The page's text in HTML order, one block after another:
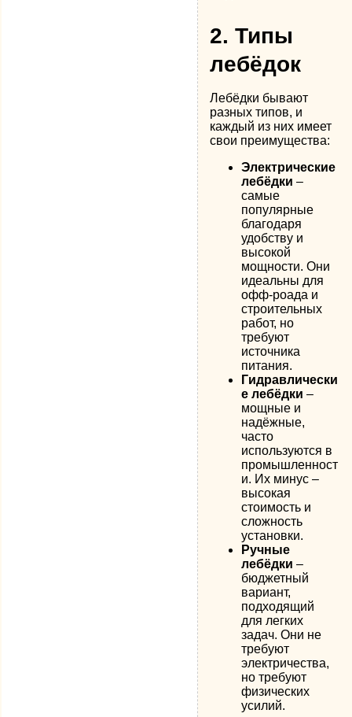
2.Типы
лебёдок
Лебёдки бывают
разных типов, и
каждый из них имеет
свои преимущества:
Электрические
лебёдки –
самые
популярные
благодаря
удобству и
высокой
мощности. Они
идеальны для
офф-роада и
строительных
работ, но
требуют
источника
питания.
Гидравлически
е лебёдки –
мощные и
надёжные,
часто
используются в
промышленност
и. Их минус –
высокая
стоимость и
сложность
установки.
Ручные
лебёдки –
бюджетный
вариант,
подходящий
для легких
задач. Они не
требуют
электричества,
но требуют
физических
усилий.